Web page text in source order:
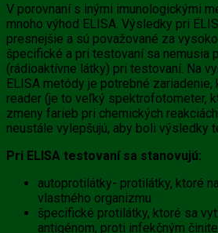
V porovnaní s inými imunologickými
mnoho výhod ELISA. Výsledky pri
presnejšie a sú považované za
špecifické a pri testovaní sa nemusia
(rádioaktívne látky) pri testovaní. Na
ELISA metódy je potrebné zariadenie,
reader (je to veľký spektrofotometer,
zmeny farieb pri chemických
neustále vylepšujú, aby boli výsledky
Pri ELISA testovaní sa stanovujú:
autoprotilátky- protilátky, ktoré
vlastného organizmu
špecifické protilátky, ktoré sa
antigénom, proti infekčným